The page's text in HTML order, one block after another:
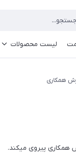
لیست محصولات
همکاری
همکاری پیروی میکند.